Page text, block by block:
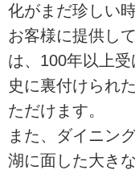
化がまだ珍しい
お客様に提供し
は、100年以上
史に裏付けられ
ただけます。
また、ダイニン
湖に面した大き